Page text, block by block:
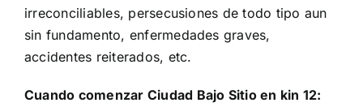
irreconciliables, persecusiones de todo tipo aun
sin fundamento, enfermedades graves,
accidentes reiterados, etc.
Cuando comenzar Ciudad Bajo Sitio en kin 12: